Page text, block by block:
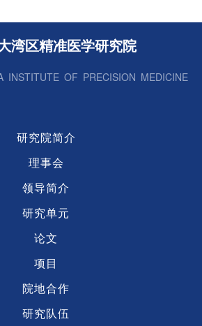
湾区精准医学研究院
INSTITUTE OF PRECISION MEDICINE
研究院简介
理事会
领导简介
研究单元
论文
项目
院地合作
研究队伍